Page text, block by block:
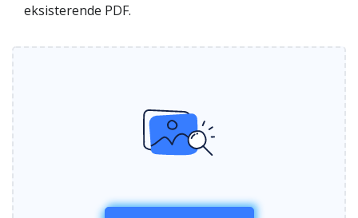
eksisterende PDF.